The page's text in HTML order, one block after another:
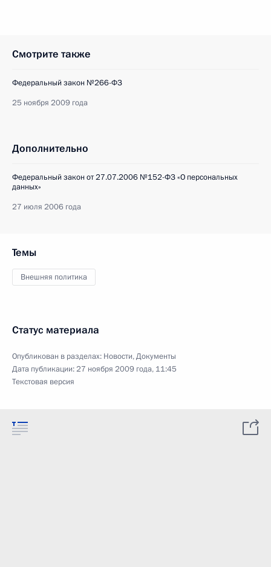
Смотрите также
Федеральный закон №266-ФЗ
25 ноября 2009 года
Дополнительно
Федеральный закон от 27.07.2006 №152-ФЗ «О персональных
данных»
27 июля 2006 года
Темы
Внешняя политика
Статус материала
Опубликован в разделах: Новости,Документы
Дата публикации:27 ноября 2009 года, 11:45
Текстовая версия